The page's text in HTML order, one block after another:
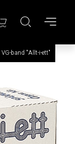
VG-band "Allt-i-ett"